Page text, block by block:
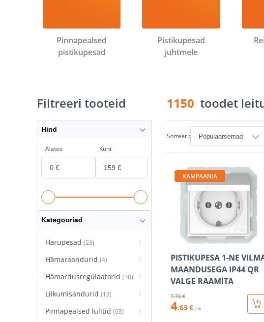
Pinnapealsed
pistikupesad
Pistikupesad
juhtmele
1150 toodet
Sorteeri:
KAMPAANIA
PISTIKUPESA 1-NE
MAANDUSEGA IP44 QR
VALGE RAAMITA
7.72 €
4.63 € / tk
Filtreeri tooteid
Hind
Alates Kuni
Kategooriad
Harupesad (23)
Hämaraandurid (4)
Hämardusregulaatorid (38)
Liikumisandurid (13)
Pinnapealsed lülitid (63)